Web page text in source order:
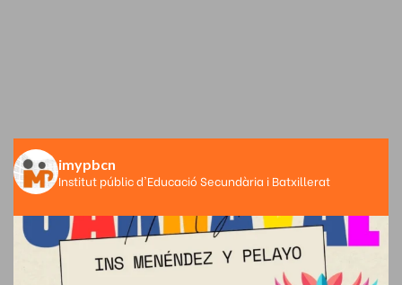
imypbcn
Institut públic d'Educació Secundària i Batxillerat